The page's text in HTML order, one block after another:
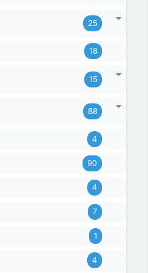
25
18
15
88
4
90
4
7
1
4